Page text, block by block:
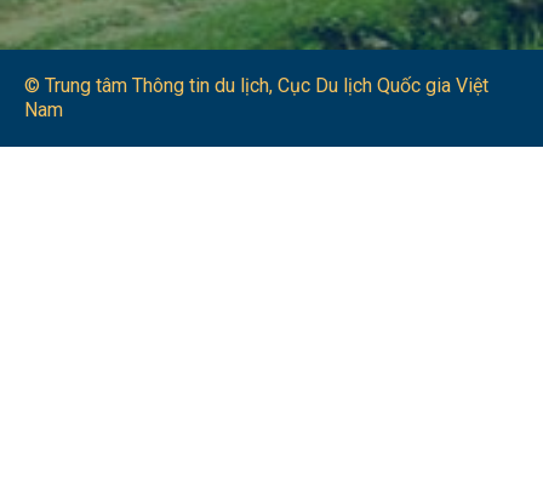
© Trung tâm Thông tin du lịch​, Cục Du lịch Quốc gia Việt
Nam